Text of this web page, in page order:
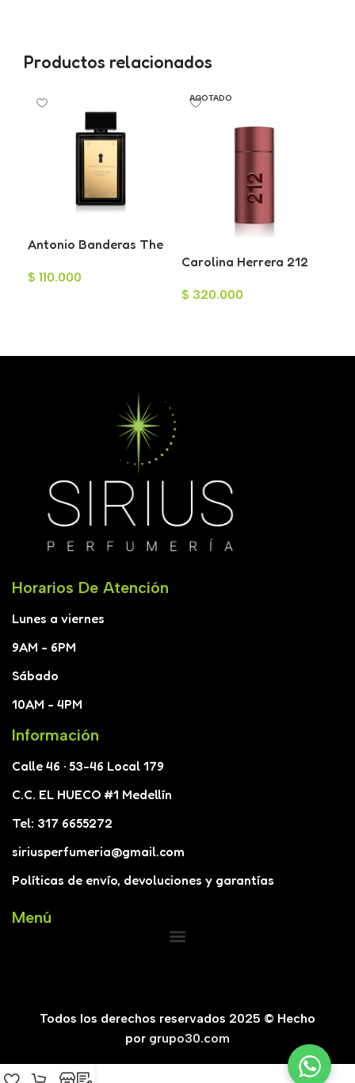
Productos relacionados
Antonio Banderas The
para Hombre 100ml
$ 110.000
AGOTADO
Carolina Herrera 212
Toilette para Hombre
$ 320.000
Horarios De Atención
Lunes a viernes
9AM - 6PM
Sábado
10AM - 4PM
Información
Calle 46 · 53-46 Local 179
C.C. EL HUECO #1 Medellín
Tel: 317 6655272
siriusperfumeria@gmail.com
Políticas de envío, devoluciones y garantías
Menú
Todos los derechos reservados 2025 © Hecho
por grupo30.com